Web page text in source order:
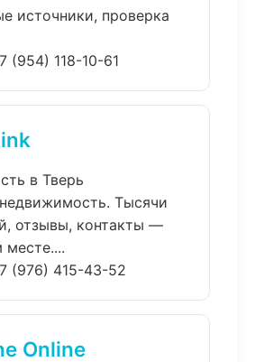
источники, проверка
(954) 118-10-61
в Тверь
Тысячи
отзывы, контакты —
месте....
(976) 415-43-52
Online